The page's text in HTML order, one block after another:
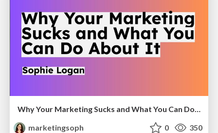
Why Your Marketing Sucks and What You Can Do About It - Sophie Logan
marketingsoph
0 350